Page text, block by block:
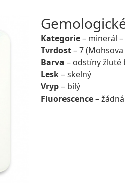
Kategorie– minerál
Tvrdost– 7
Barva – odstíny žluté
Lesk– skelný
Vryp– bílý
Fluorescence– žádná